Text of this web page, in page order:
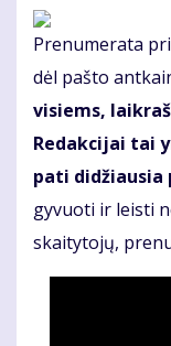
Prenumerata
dėl pašto
visiems,
Redakcijai tai
pati didžiausia
gyvuoti ir leisti
skaitytojų,